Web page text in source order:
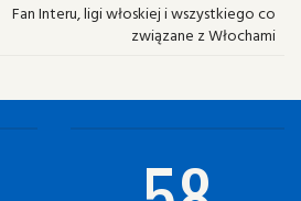
Fan Interu, ligi włoskiej i wszystkiego co
związane z Włochami